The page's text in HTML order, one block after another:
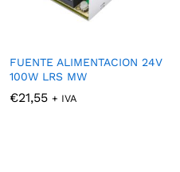
FUENTE ALIMENTACION 24V
100W LRS MW
€21,55 + IVA